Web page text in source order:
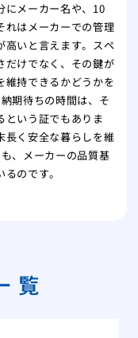
にメーカー名や、10
れはメーカーでの管理
高いと言えます。スペ
だけでなく、その鍵が
維持できるかどうかを
期待ちの時間は、そ
という証でもありま
長く安全な暮らしを維
、メーカーの品質基
のです。
覧